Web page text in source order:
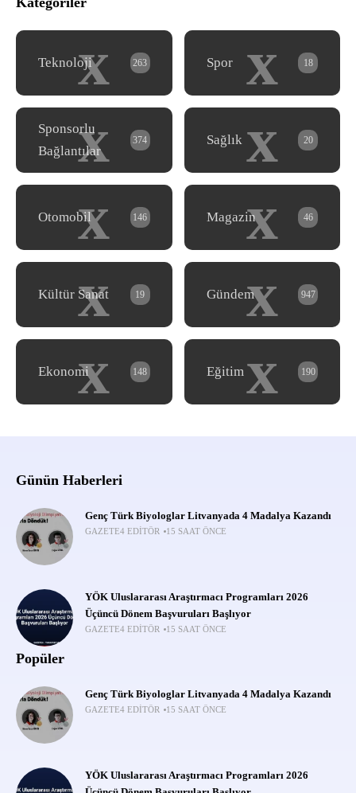
x
Teknoloji 263 x
Spor 18
x
Sponsorlu
Bağlantılar
374 x
Sağlık 20
x
Otomobil 146 x
Magazin 46
x
Kültür Sanat 19 x
Gündem 947
x
Ekonomi 148 x
Eğitim 190
Günün Haberleri
Genç Türk Biyologlar Litvanyada 4 Madalya Kazandı
GAZETE4 EDITÖR 15 SAAT ÖNCE
YÖK Uluslararası Araştırmacı Programları 2026
Üçüncü Dönem Başvuruları Başlıyor
GAZETE4 EDITÖR 15 SAAT ÖNCE
Popüler
Genç Türk Biyologlar Litvanyada 4 Madalya Kazandı
GAZETE4 EDITÖR 15 SAAT ÖNCE
YÖK Uluslararası Araştırmacı Programları 2026